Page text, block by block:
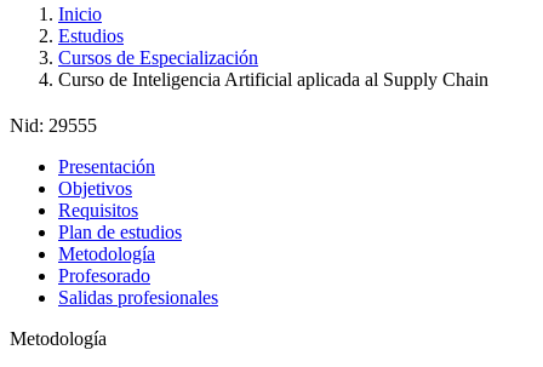
Inicio
Estudios
Cursos de Especialización
Curso de Inteligencia Artificial aplicada al Supply Chain
Nid: 29555
Presentación
Objetivos
Requisitos
Plan de estudios
Metodología
Profesorado
Salidas profesionales
Metodología